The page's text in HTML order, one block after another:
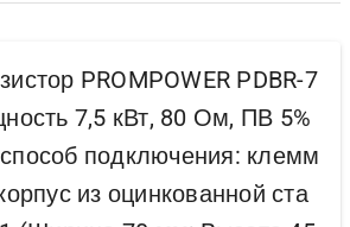
PROMPOWER PDBR-7
7,5 кВт, 80 Ом, ПВ 5%
подключения: клемм
из оцинкованной ста